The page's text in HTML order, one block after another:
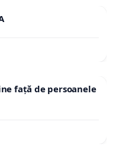
față de persoanele